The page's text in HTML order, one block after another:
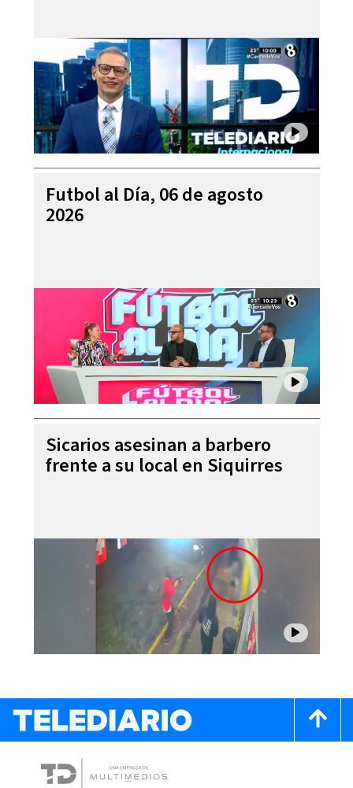
Futbol al Día, 06 de agosto
2026
Sicarios asesinan a barbero
frente a su local en Siquirres